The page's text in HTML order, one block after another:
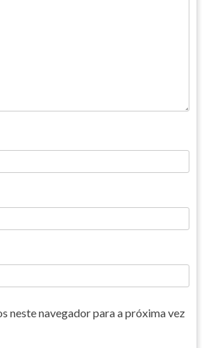
neste navegador para a próxima vez